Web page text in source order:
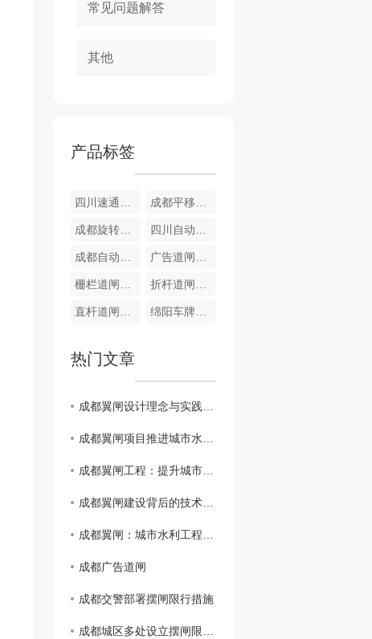
常见问题解答
其他
产品标签
四川速通门RXC-ST140P 成都平移闸RXC-P120B
成都旋转闸RXC-Q90-1 四川自动广告门
成都自动广告门 广告道闸RXC-D104
栅栏道闸RXC-D103 折杆道闸RXC-D102
直杆道闸RXC-D101 绵阳车牌识别系统RXC-CP4
热门文章
成都翼闸设计理念与实践探索
成都翼闸项目推进城市水资源管理现代化
成都翼闸工程：提升城市防洪能力的重要举措
成都翼闸建设背后的技术革新与挑战
成都翼闸：城市水利工程的新亮点
成都广告道闸
成都交警部署摆闸限行措施
成都城区多处设立摆闸限制通行